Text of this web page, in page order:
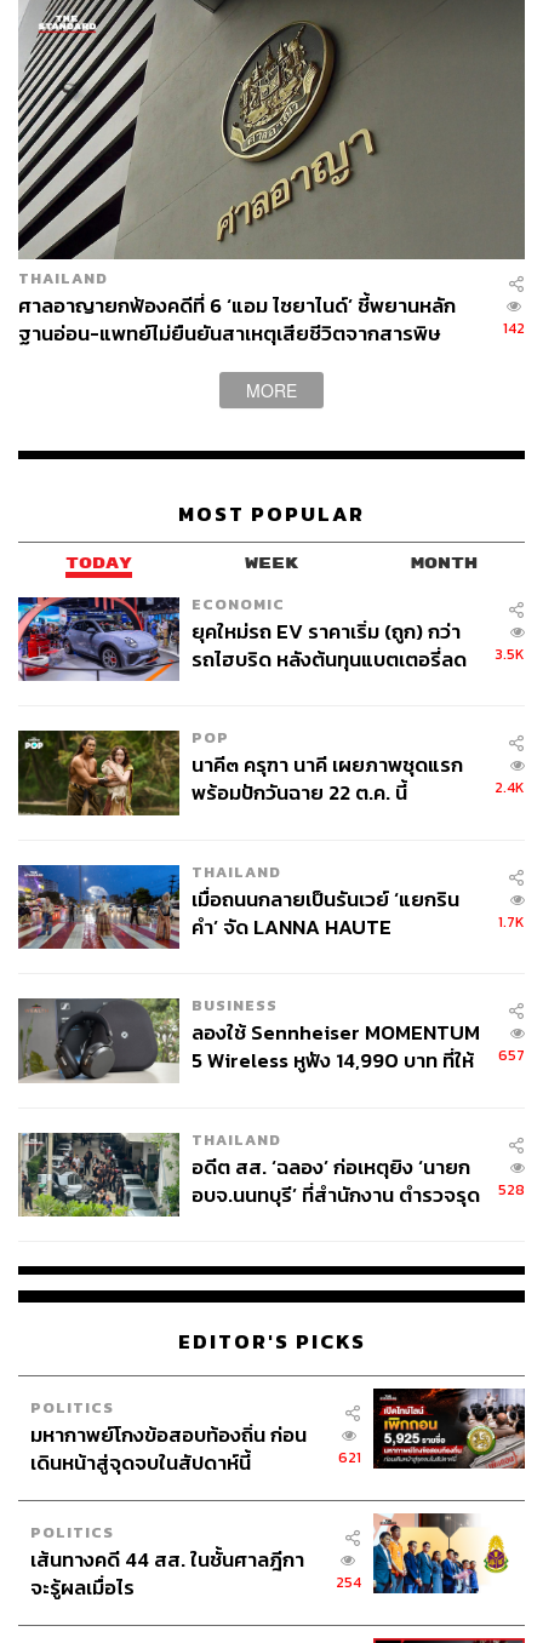
THAILAND
ศาลอาญายกฟ้องคดีที่ 6 ‘แอม ไซยาไนด์’ ชี้พยานหลัก
ฐานอ่อน-แพทย์ไม่ยืนยันสาเหตุเสียชีวิตจากสารพิษ
142
MORE
MOST POPULAR
TODAY WEEK MONTH
ECONOMIC
ยุคใหม่รถ EV ราคาเริ่ม (ถูก) กว่า
รถไฮบริด หลังต้นทุนแบตเตอรี่ลด
3.5K
POP
นาคี๓ ครุฑา นาคี เผยภาพชุดแรก
พร้อมปักวันฉาย 22 ต.ค. นี้
2.4K
THAILAND
เมื่อถนนกลายเป็นรันเวย์ ‘แยกริน
คำ’ จัด LANNA HAUTE
1.7K
BUSINESS
ลองใช้ Sennheiser MOMENTUM
5 Wireless หูฟัง 14,990 บาท ที่ให้
657
THAILAND
อดีต สส. ‘ฉลอง’ ก่อเหตุยิง ‘นายก
อบจ.นนทบุรี’ ที่สำนักงาน ตำรวจรุด
528
EDITOR'S PICKS
POLITICS
มหากาพย์โกงข้อสอบท้องถิ่น ก่อน
เดินหน้าสู่จุดจบในสัปดาห์นี้
621
POLITICS
เส้นทางคดี 44 สส. ในชั้นศาลฎีกา
จะรู้ผลเมื่อไร
254